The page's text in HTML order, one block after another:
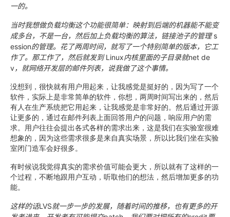
一的。
当时我想做负载均衡这个功能很简单：映射到后端的机器能不能变
成多台，不是一台，然后加上负载均衡的算法，链接池子的管理s
ession的管理。花了两周时间，就写了一个特别简单的版本，它工
作了。那工作了，然后就发到Linux内核里面的子目录就net de
v，就网络开发层的邮件列表，说我做了这个事情。
没想到，很快就有用户用起来，让我感觉是挺好的，因为写了一个
软件，实际上是非常简单的软件，你想，两周时间写出来的，然后
有人在生产系统把它用起来，让我感觉是非常好的。然后通过开源
让更多的，通过在邮件列表上面回答用户的问题，响应用户的需
求。用户往往会提出各式各样的需求出来，这是我们在实验室很难
想象的，因为这些需求很多是来自真实场景，所以比我们坐在实验
室闭门造车会好很多。
有时候说我觉得真实的需求价值可能会更大，所以就有了这样的一
个过程，不断地跟用户互动，听取他们的想法，然后增加更多的功
能。
这样的话LVS就一步一步的发展，随着时间的推移，也有更多的开